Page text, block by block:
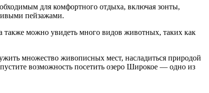
для комфортного отдыха, включая зонты,
пейзажами.
также можно увидеть много видов животных, таких как
множество живописных мест, насладиться природой
возможность посетить озеро Широкое — одно из